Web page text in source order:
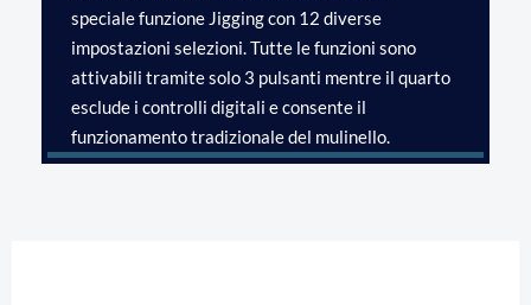
speciale funzione Jigging con 12 diverse
impostazioni selezioni. Tutte le funzioni sono
attivabili tramite solo 3 pulsanti mentre il quarto
esclude i controlli digitali e consente il
funzionamento tradizionale del mulinello.